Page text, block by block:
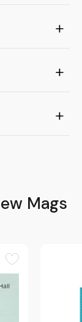
Mags